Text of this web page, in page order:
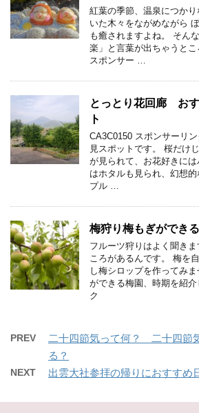
紅葉の季節、温泉につか
いた木々をながめながら
も癒されますよね。 そん
楽」と言葉が出ちゃうとこ
スポンサー …
とっとり花回廊 お
ト
CA3C0150 スポンサーリ
見スポットです。 桜だけ
が見られて、お花好きに
はホタルも見られ、幻想
プル …
梅狩り梅もぎができ
フルーツ狩りはよく聞き
ころがあるんです。 梅を
し梅シロップを作ってみ
ができる梅園、時期を紹
ク
PREV
二十四節気って何？ 二十四節
る？
NEXT 出雲大社参拝の帰りにおすすめ